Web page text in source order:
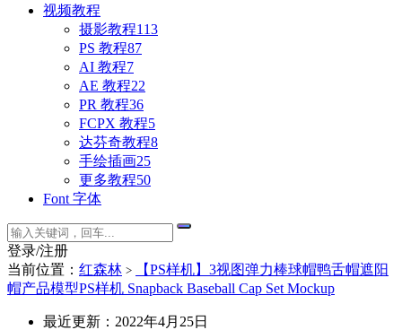
视频教程
摄影教程113
PS 教程87
AI 教程7
AE 教程22
PR 教程36
FCPX 教程5
达芬奇教程8
手绘插画25
更多教程50
Font 字体
登录/注册
当前位置： 红森林 >
【PS样机】3视图弹力棒球帽鸭舌帽遮阳
帽产品模型PS样机 Snapback Baseball Cap Set Mockup
最近更新：2022年4月25日